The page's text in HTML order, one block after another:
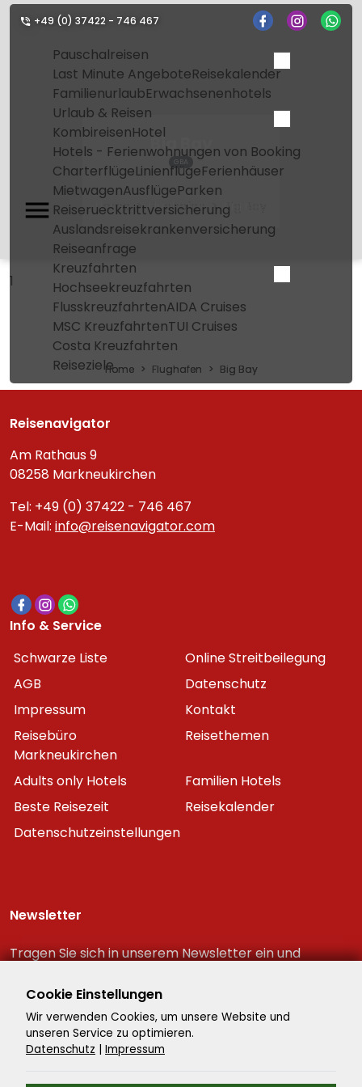
+49 (0) 37422 - 746 467
Pauschalreisen
Last Minute AngeboteReisekalender
FamilienurlaubErwachsenenhotels
Urlaub & Reisen
KombireisenHotel
Hotels - Ferienwohnungen von Booking
CharterflügeLinienflügeFerienhäuser
MietwagenAusflügeParken
Reiseruecktrittversicherung
Auslandsreisekrankenversicherung
Reiseanfrage
Kreuzfahrten
Hochseekreuzfahrten
FlusskreuzfahrtenAIDA Cruises
MSC KreuzfahrtenTUI Cruises
Costa Kreuzfahrten
Reiseziele
Big Bay
GBA
Home Flughafen Big Bay
1
Home Flughafen Big Bay
Reisenavigator
Am Rathaus 9
08258 Markneukirchen
Tel: +49 (0) 37422 - 746 467
E-Mail: info@reisenavigator.com
Info & Service
Schwarze Liste
Online Streitbeilegung
AGB
Datenschutz
Impressum
Kontakt
Reisebüro
Markneukirchen
Reisethemen
Adults only Hotels
Familien Hotels
Beste Reisezeit
Reisekalender
Datenschutzeinstellungen
Newsletter
Tragen Sie sich in unserem Newsletter ein und
Reiseschnäppchen!
Cookie Einstellungen
Wir verwenden Cookies, um unsere Website und
unseren Service zu optimieren.
Datenschutz | Impressum